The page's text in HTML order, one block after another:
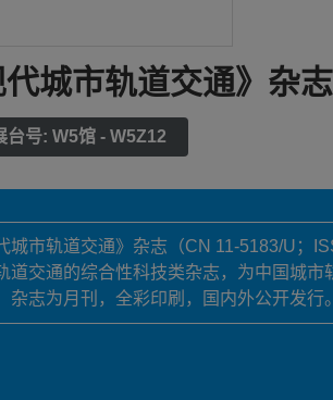
代城市轨道交通》杂志
台号: W5馆 - W5Z12
城市轨道交通》杂志（CN 11-5183/U；
道交通的综合性科技类杂志，为中国城
杂志为月刊，全彩印刷，国内外公开发行